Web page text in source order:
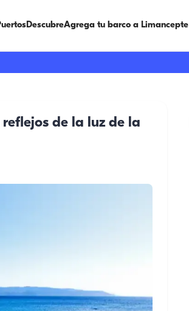
DescubreAgrega tu barco a Limancepte
de la luz de la